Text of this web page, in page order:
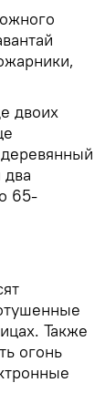
двоих
65-
Также
огонь